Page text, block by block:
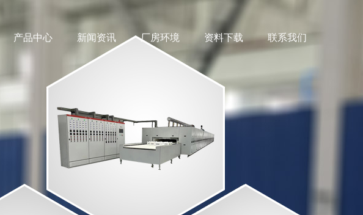
产品中心 新闻资讯 厂房环境 资料下载 联系我们